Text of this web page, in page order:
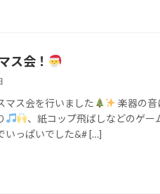
ス会！
マス会を行いました
楽器の音
、紙コップ飛ばしなどのゲー
いっぱいでした&# […]